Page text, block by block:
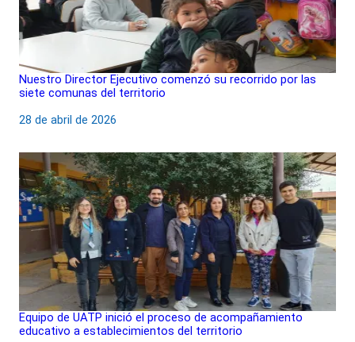
Nuestro Director Ejecutivo comenzó su recorrido por las
siete comunas del territorio
Fecha
28 de abril de 2026
Equipo de UATP inició el proceso de acompañamiento
educativo a establecimientos del territorio